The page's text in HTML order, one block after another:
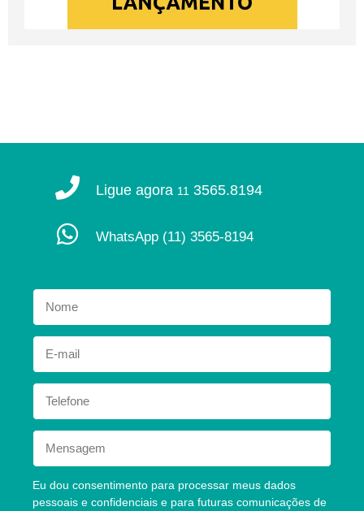
Ligue agora 113565.8194
WhatsApp (11) 3565-8194
Eu dou consentimento para processar meus dados
pessoais e confidenciais e para futuras comunicações de